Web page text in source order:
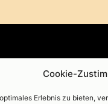
Cookie-
Erlebnis zu bieten,